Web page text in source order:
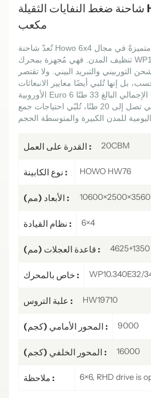
شاحنة ضغط النفايات الثقيلة HOWO سعة 20 متر
مكعب
تُعدّ شاحنة Howo 6x4 الثقيلة لضغط النفايات أداةً متميزةً في مجال
تنظيف المدن. فهي مُجهزة بمحرك WP10.340 بقوة 340 حصانًا،
الشحن التوربيني والتبريد البيني. ولا تقتصر
بل إنها تُلبي أيضًا معايير الانبعاثات
الأوروبية Euro 6 الصارمة. وبفضل وزنها الإجمالي البالغ 33 طنًا
وقدرتها على التحميل التي تصل إلى 20 طنًا، تُلبّي احتياجات جمع
القدرة على العمل : 20CBM
نوع الكابينة : HOWO HW76
الأبعاد (مم) : 10600×2500×3560
نظام القيادة : 6×4
قاعدة العجلات (مم) : 4625+1350
خاص بالمحرك : WP10.340E32/
علبة التروس : HW19710
المحور الأمامي (كجم) : 9000
المحور الخلفي (كجم) : 16000
ملاحظة : 6×6, RHD drive is